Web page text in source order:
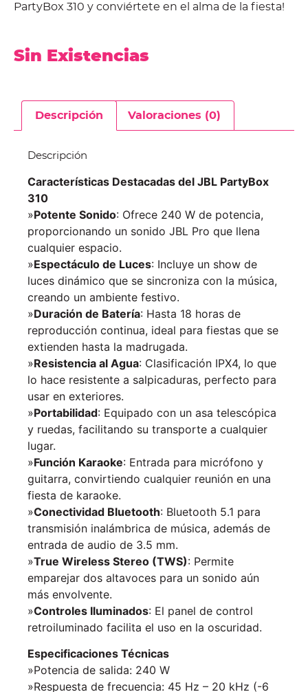
PartyBox 310 y conviértete en el alma de la fiesta!
Sin Existencias
Descripción Valoraciones (0)
Descripción
Características Destacadas del JBL PartyBox
310
»Potente Sonido: Ofrece 240 W de potencia,
proporcionando un sonido JBL Pro que llena
cualquier espacio.
»Espectáculo de Luces: Incluye un show de
luces dinámico que se sincroniza con la música,
creando un ambiente festivo.
»Duración de Batería: Hasta 18 horas de
reproducción continua, ideal para fiestas que se
extienden hasta la madrugada.
»Resistencia al Agua: Clasificación IPX4, lo que
lo hace resistente a salpicaduras, perfecto para
usar en exteriores.
»Portabilidad: Equipado con un asa telescópica
y ruedas, facilitando su transporte a cualquier
lugar.
»Función Karaoke: Entrada para micrófono y
guitarra, convirtiendo cualquier reunión en una
fiesta de karaoke.
»Conectividad Bluetooth: Bluetooth 5.1 para
transmisión inalámbrica de música, además de
entrada de audio de 3.5 mm.
»True Wireless Stereo (TWS): Permite
emparejar dos altavoces para un sonido aún
más envolvente.
»Controles Iluminados: El panel de control
retroiluminado facilita el uso en la oscuridad.
Especificaciones Técnicas
»Potencia de salida: 240 W
»Respuesta de frecuencia: 45 Hz – 20 kHz (-6